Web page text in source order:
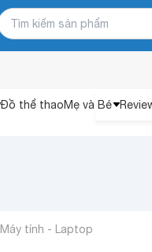
Đồ thể thaoMẹ và Bé
Máy tính - Laptop